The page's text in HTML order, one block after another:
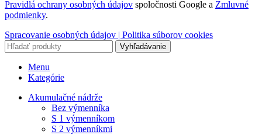
Pravidlá ochrany osobných údajov spoločnosti Google a Zmluvné
podmienky.
Spracovanie osobných údajov | Politika súborov cookies
Vyhľadávanie
Menu
Kategórie
Akumulačné nádrže
Bez výmenníka
S 1 výmenníkom
S 2 výmenníkmi